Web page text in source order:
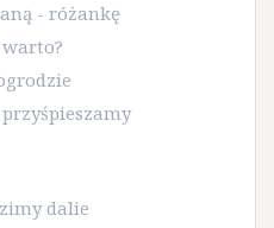
- różankę
dalie